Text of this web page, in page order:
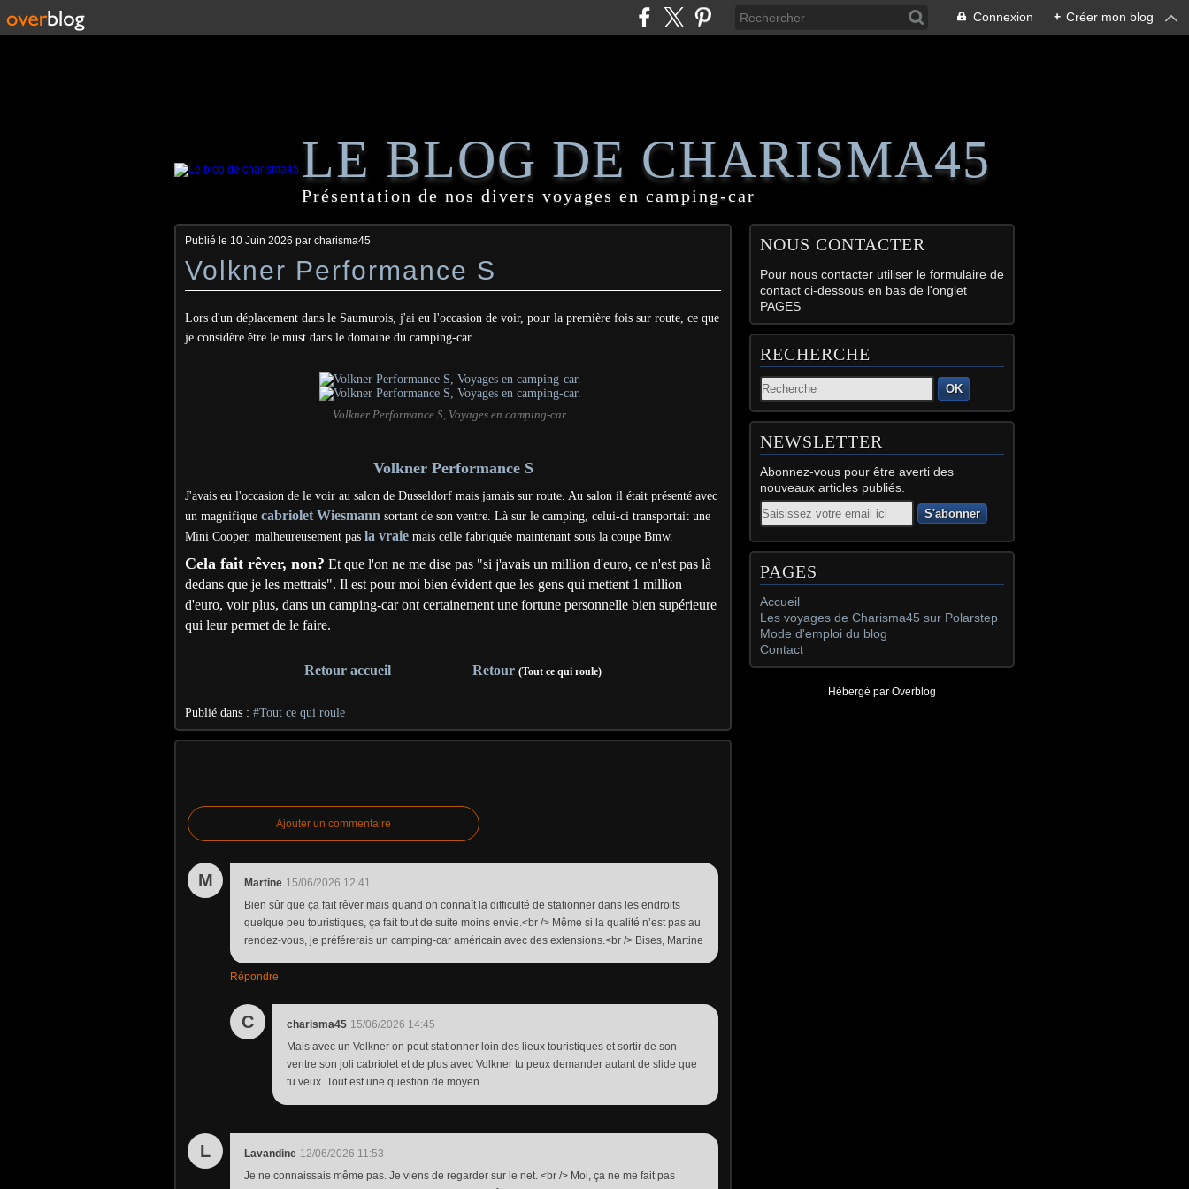
Connexion + Créer mon blog
LE BLOG DE CHARISMA45
Présentation de nos divers voyages en camping-car
Publié le 10 Juin 2026 par charisma45
Volkner Performance S
Lors d'un déplacement dans le Saumurois, j'ai eu l'occasion de voir, pour la première fois sur route, ce que
je considère être le must dans le domaine du camping-car.
Volkner Performance S, Voyages en camping-car.
Volkner Performance S
J'avais eu l'occasion de le voir au salon de Dusseldorf mais jamais sur route. Au salon il était présenté avec
un magnifique cabriolet Wiesmann sortant de son ventre. Là sur le camping, celui-ci transportait une
Mini Cooper, malheureusement pas la vraie mais celle fabriquée maintenant sous la coupe Bmw.
Cela fait rêver, non? Et que l'on ne me dise pas "si j'avais un million d'euro, ce n'est pas là
dedans que je les mettrais". Il est pour moi bien évident que les gens qui mettent 1 million
d'euro, voir plus, dans un camping-car ont certainement une fortune personnelle bien supérieure
qui leur permet de le faire.
Retour accueil Retour (Tout ce qui roule)
Publié dans : #Tout ce qui roule
Ajouter un commentaire
M Martine 15/06/2026 12:41
Bien sûr que ça fait rêver mais quand on connaît la difficulté de stationner dans les endroits
quelque peu touristiques, ça fait tout de suite moins envie.<br /> Même si la qualité n’est pas au
rendez-vous, je préférerais un camping-car américain avec des extensions.<br /> Bises, Martine
Répondre
C charisma45 15/06/2026 14:45
Mais avec un Volkner on peut stationner loin des lieux touristiques et sortir de son
ventre son joli cabriolet et de plus avec Volkner tu peux demander autant de slide que
tu veux. Tout est une question de moyen.
L Lavandine 12/06/2026 11:53
Je ne connaissais même pas. Je viens de regarder sur le net. <br /> Moi, ça ne me fait pas
NOUS CONTACTER
Pour nous contacter utiliser le formulaire de
contact ci-dessous en bas de l'onglet
PAGES
RECHERCHE
OK
NEWSLETTER
Abonnez-vous pour être averti des
nouveaux articles publiés.
Email
PAGES
Accueil
Les voyages de Charisma45 sur Polarstep
Mode d'emploi du blog
Contact
Hébergé par Overblog